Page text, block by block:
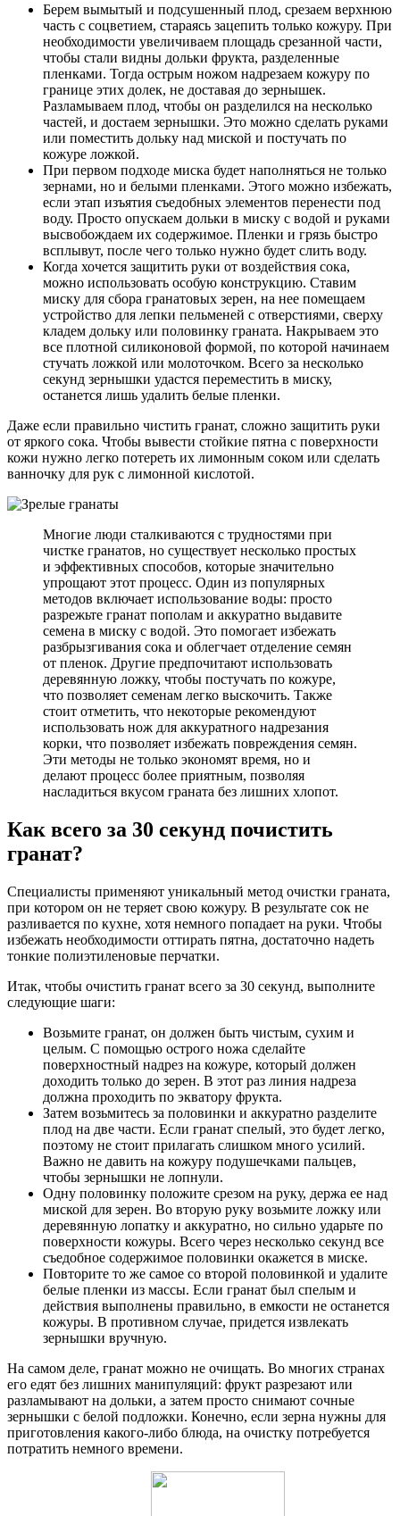
Берем вымытый и подсушенный плод, срезаем верхнюю
часть с соцветием, стараясь зацепить только кожуру. При
необходимости увеличиваем площадь срезанной части,
чтобы стали видны дольки фрукта, разделенные
пленками. Тогда острым ножом надрезаем кожуру по
границе этих долек, не доставая до зернышек.
Разламываем плод, чтобы он разделился на несколько
частей, и достаем зернышки. Это можно сделать руками
или поместить дольку над миской и постучать по
кожуре ложкой.
При первом подходе миска будет наполняться не только
зернами, но и белыми пленками. Этого можно избежать,
если этап изъятия съедобных элементов перенести под
воду. Просто опускаем дольки в миску с водой и руками
высвобождаем их содержимое. Пленки и грязь быстро
всплывут, после чего только нужно будет слить воду.
Когда хочется защитить руки от воздействия сока,
можно использовать особую конструкцию. Ставим
миску для сбора гранатовых зерен, на нее помещаем
устройство для лепки пельменей с отверстиями, сверху
кладем дольку или половинку граната. Накрываем это
все плотной силиконовой формой, по которой начинаем
стучать ложкой или молоточком. Всего за несколько
секунд зернышки удастся переместить в миску,
останется лишь удалить белые пленки.
Даже если правильно чистить гранат, сложно защитить руки
от яркого сока. Чтобы вывести стойкие пятна с поверхности
кожи нужно легко потереть их лимонным соком или сделать
ванночку для рук с лимонной кислотой.
Многие люди сталкиваются с трудностями при
чистке гранатов, но существует несколько простых
и эффективных способов, которые значительно
упрощают этот процесс. Один из популярных
методов включает использование воды: просто
разрежьте гранат пополам и аккуратно выдавите
семена в миску с водой. Это помогает избежать
разбрызгивания сока и облегчает отделение семян
от пленок. Другие предпочитают использовать
деревянную ложку, чтобы постучать по кожуре,
что позволяет семенам легко выскочить. Также
стоит отметить, что некоторые рекомендуют
использовать нож для аккуратного надрезания
корки, что позволяет избежать повреждения семян.
Эти методы не только экономят время, но и
делают процесс более приятным, позволяя
насладиться вкусом граната без лишних хлопот.
Как всего за 30 секунд почистить
гранат?
Специалисты применяют уникальный метод очистки граната,
при котором он не теряет свою кожуру. В результате сок не
разливается по кухне, хотя немного попадает на руки. Чтобы
избежать необходимости оттирать пятна, достаточно надеть
тонкие полиэтиленовые перчатки.
Итак, чтобы очистить гранат всего за 30 секунд, выполните
следующие шаги:
Возьмите гранат, он должен быть чистым, сухим и
целым. С помощью острого ножа сделайте
поверхностный надрез на кожуре, который должен
доходить только до зерен. В этот раз линия надреза
должна проходить по экватору фрукта.
Затем возьмитесь за половинки и аккуратно разделите
плод на две части. Если гранат спелый, это будет легко,
поэтому не стоит прилагать слишком много усилий.
Важно не давить на кожуру подушечками пальцев,
чтобы зернышки не лопнули.
Одну половинку положите срезом на руку, держа ее над
миской для зерен. Во вторую руку возьмите ложку или
деревянную лопатку и аккуратно, но сильно ударьте по
поверхности кожуры. Всего через несколько секунд все
съедобное содержимое половинки окажется в миске.
Повторите то же самое со второй половинкой и удалите
белые пленки из массы. Если гранат был спелым и
действия выполнены правильно, в емкости не останется
кожуры. В противном случае, придется извлекать
зернышки вручную.
На самом деле, гранат можно не очищать. Во многих странах
его едят без лишних манипуляций: фрукт разрезают или
разламывают на дольки, а затем просто снимают сочные
зернышки с белой подложки. Конечно, если зерна нужны для
приготовления какого-либо блюда, на очистку потребуется
потратить немного времени.